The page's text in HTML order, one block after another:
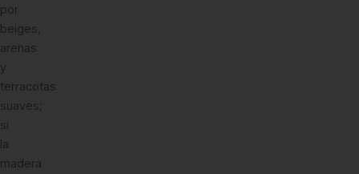
por
beiges,
arenas
y
terracotas
suaves;
si
la
madera